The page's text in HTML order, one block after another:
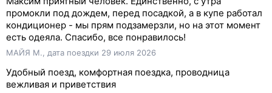
промокли под дождем, перед посадкой, а в купе работал
кондиционер - мы прям подзамерзли, но на этот момент
есть одеяла. Спасибо, все понравилось!
МАЙЯ М., дата поездки 29 июля 2026
Удобный поезд, комфортная поездка, проводница
вежливая и приветствия